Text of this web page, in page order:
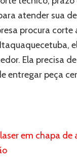
atender sua
procura corte
Ela precisa
entregar peça